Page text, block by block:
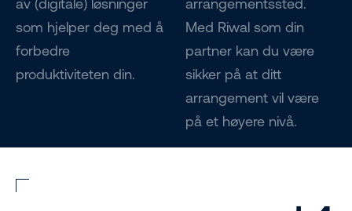
som hjelper deg med å
forbedre
produktiviteten din.
Med Riwal som din
partner kan du være
sikker på at ditt
arrangement vil være
på et høyere nivå.